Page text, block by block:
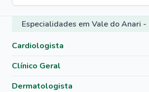
Especialidades em Vale do Anari -
Cardiologista
Clínico Geral
Dermatologista